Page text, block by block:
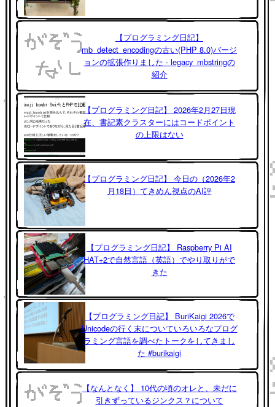
【プログラミング日記】
mb_detect_encodingの古い(PHP 8.0)バージ
ョンの拡張作りました - legacy_mbstringの
紹介
【プログラミング日記】 2026年2月27日現
在、書記素クラスターにはコードポイント
の上限はない
【プログラミング日記】 今日の（2026年2
月18日）てきめん視点のAI評
【プログラミング日記】 Raspberry Pi AI
HAT+2で自然言語（英語）でやり取りがで
きた
【プログラミング日記】 BuriKaigi 2026で
Unicodeの行く末についていろいろなプログ
ラミング言語を調べたトークをしてきまし
た #burikaigi
【なんとなく】 10代の頃のオレと、未だに
引きずっているジンクス？について